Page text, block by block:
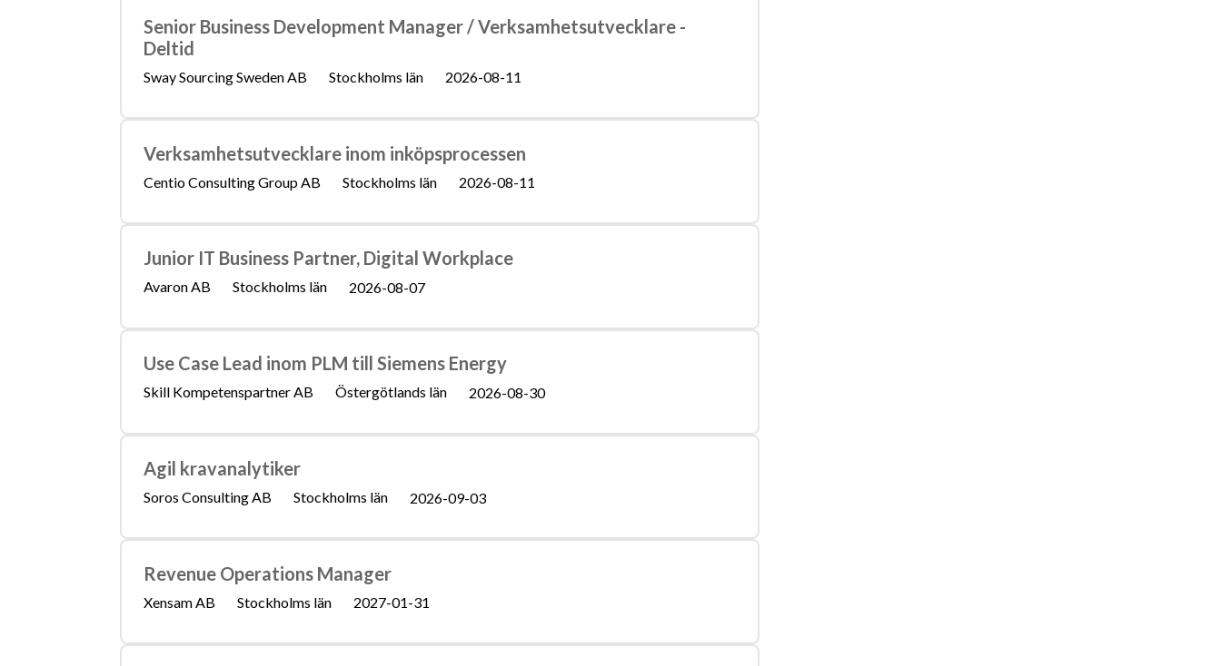
Senior Business Development Manager / Verksamhetsutvecklare -
Deltid
Sway Sourcing Sweden AB Stockholms län 2026-08-11
Verksamhetsutvecklare inom inköpsprocessen
Centio Consulting Group AB Stockholms län 2026-08-11
Junior IT Business Partner, Digital Workplace
Avaron AB Stockholms län 2026-08-07
Use Case Lead inom PLM till Siemens Energy
Skill Kompetenspartner AB Östergötlands län 2026-08-30
Agil kravanalytiker
Soros Consulting AB Stockholms län 2026-09-03
Revenue Operations Manager
Xensam AB Stockholms län 2027-01-31